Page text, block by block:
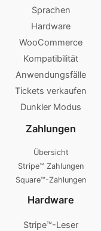
Sprachen
Hardware
WooCommerce
Kompatibilität
Anwendungsfälle
Tickets verkaufen
Dunkler Modus
Zahlungen
Übersicht
Stripe™ Zahlungen
Square™-Zahlungen
Hardware
Stripe™-Leser